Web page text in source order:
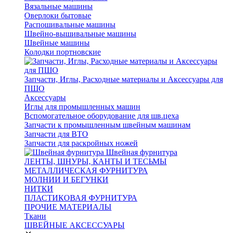
Вязальные машины
Оверлоки бытовые
Распошивальные машины
Швейно-вышивальные машины
Швейные машины
Колодки портновские
Запчасти, Иглы, Расходные материалы и Аксессуары для
ПШО
Аксессуары
Иглы для промышленных машин
Вспомогательное оборудование для шв.цеха
Запчасти к промышленным швейным машинам
Запчасти для ВТО
Запчасти для раскройных ножей
Швейная фурнитура
ЛЕНТЫ, ШНУРЫ, КАНТЫ И ТЕСЬМЫ
МЕТАЛЛИЧЕСКАЯ ФУРНИТУРА
МОЛНИИ И БЕГУНКИ
НИТКИ
ПЛАСТИКОВАЯ ФУРНИТУРА
ПРОЧИЕ МАТЕРИАЛЫ
Ткани
ШВЕЙНЫЕ АКСЕССУАРЫ